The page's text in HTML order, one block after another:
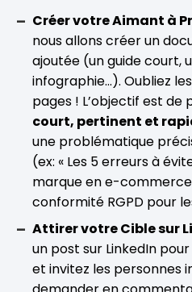
Créer votre Aimant à
nous allons créer un
ajoutée (un guide court,
infographie…). Oubliez
pages ! L’objectif est de
court, pertinent et
une problématique
(ex: « Les 5 erreurs à
marque en e-commerce
conformité RGPD pour
Attirer votre Cible sur
un post sur LinkedIn
et invitez les personnes